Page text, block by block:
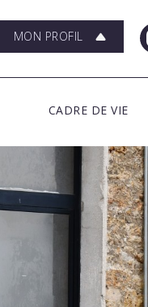
MON PROFIL
CADRE DE VIE